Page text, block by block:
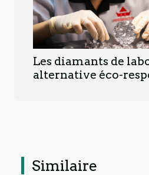
Les diamants de
alternative éco-
Similaire